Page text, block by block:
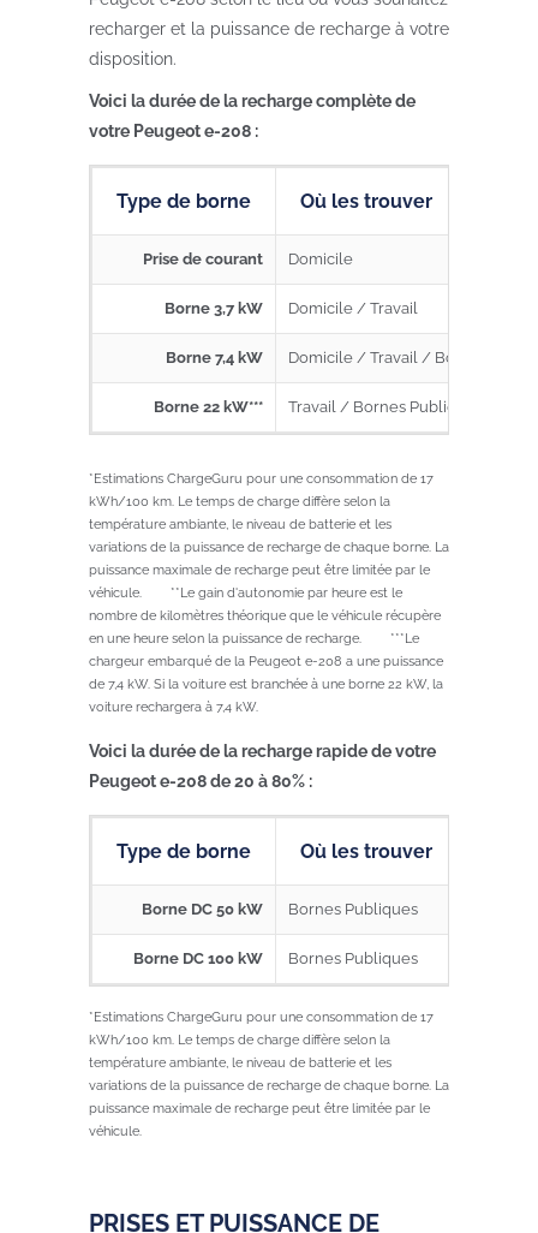
recharger et la puissance de recharge à votre
disposition.
Voici la durée de la recharge complète de
votre Peugeot e-208 :
Type de borne Où les trouver
Prise de courant Domicile
Borne 3,7 kW Domicile / Travail
Borne 7,4 kW Domicile / Travail / Bornes
Borne 22 kW*** Travail / Bornes Publiques
*Estimations ChargeGuru pour une consommation de 17
kWh/100 km. Le temps de charge diffère selon la
température ambiante, le niveau de batterie et les
variations de la puissance de recharge de chaque borne. La
puissance maximale de recharge peut être limitée par le
véhicule. **Le gain d'autonomie par heure est le
nombre de kilomètres théorique que le véhicule récupère
en une heure selon la puissance de recharge. ***Le
chargeur embarqué de la Peugeot e-208 a une puissance
de 7,4 kW. Si la voiture est branchée à une borne 22 kW, la
voiture rechargera à 7,4 kW.
Voici la durée de la recharge rapide de votre
Peugeot e-208 de 20 à 80% :
Type de borne Où les trouver
Borne DC 50 kW Bornes Publiques
Borne DC 100 kW Bornes Publiques
*Estimations ChargeGuru pour une consommation de 17
kWh/100 km. Le temps de charge diffère selon la
température ambiante, le niveau de batterie et les
variations de la puissance de recharge de chaque borne. La
puissance maximale de recharge peut être limitée par le
véhicule.
PRISES ET PUISSANCE DE